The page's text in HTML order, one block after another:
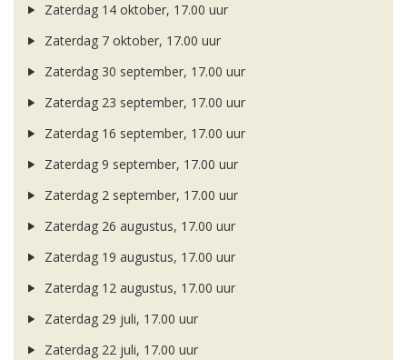
Zaterdag 14 oktober, 17.00 uur
Zaterdag 7 oktober, 17.00 uur
Zaterdag 30 september, 17.00 uur
Zaterdag 23 september, 17.00 uur
Zaterdag 16 september, 17.00 uur
Zaterdag 9 september, 17.00 uur
Zaterdag 2 september, 17.00 uur
Zaterdag 26 augustus, 17.00 uur
Zaterdag 19 augustus, 17.00 uur
Zaterdag 12 augustus, 17.00 uur
Zaterdag 29 juli, 17.00 uur
Zaterdag 22 juli, 17.00 uur